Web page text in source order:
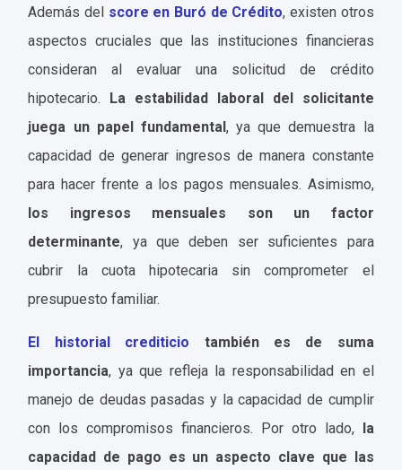
Además del score en Buró de Crédito, existen otros
aspectos cruciales que las instituciones financieras
consideran al evaluar una solicitud de crédito
hipotecario. La estabilidad laboral del solicitante
juega un papel fundamental, ya que demuestra la
capacidad de generar ingresos de manera constante
para hacer frente a los pagos mensuales. Asimismo,
los ingresos mensuales son un factor
determinante, ya que deben ser suficientes para
cubrir la cuota hipotecaria sin comprometer el
presupuesto familiar.
El historial crediticio también es de suma
importancia, ya que refleja la responsabilidad en el
manejo de deudas pasadas y la capacidad de cumplir
con los compromisos financieros. Por otro lado, la
capacidad de pago es un aspecto clave que las